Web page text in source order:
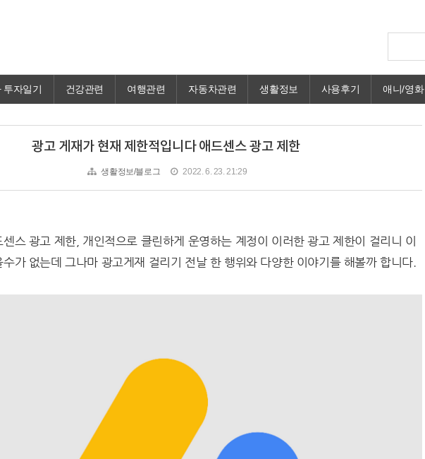
투자일기 건강관련 여행관련 자동차관련 생활정보 사용후기 애니/영화
광고 게재가 현재 제한적입니다 애드센스 광고 제한
생활정보/블로그 2022. 6. 23. 21:29
스 광고 제한, 개인적으로 클린하게 운영하는 계정이 이러한 광고 제한이 걸리니 이
가 없는데 그나마 광고게재 걸리기 전날 한 행위와 다양한 이야기를 해볼까 합니다.